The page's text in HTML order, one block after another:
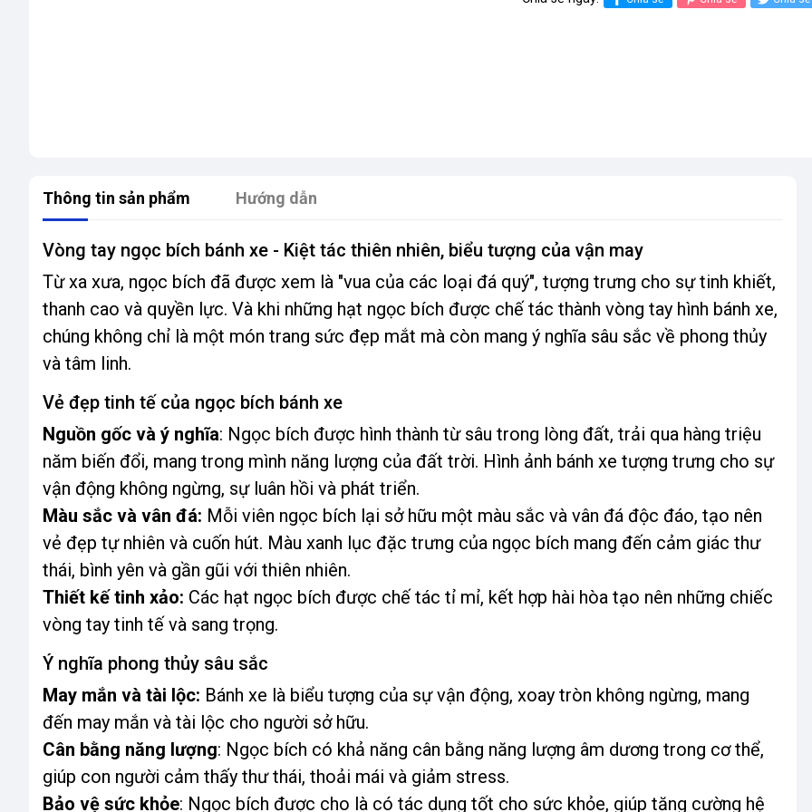
Thông tin sản phẩm Hướng dẫn
Vòng tay ngọc bích bánh xe - Kiệt tác thiên nhiên, biểu tượng của vận may
Từ xa xưa, ngọc bích đã được xem là "vua của các loại đá quý", tượng trưng cho sự tinh khiết,
thanh cao và quyền lực. Và khi những hạt ngọc bích được chế tác thành vòng tay hình bánh xe,
chúng không chỉ là một món trang sức đẹp mắt mà còn mang ý nghĩa sâu sắc về phong thủy
và tâm linh.
Vẻ đẹp tinh tế của ngọc bích bánh xe
Nguồn gốc và ý nghĩa: Ngọc bích được hình thành từ sâu trong lòng đất, trải qua hàng triệu
năm biến đổi, mang trong mình năng lượng của đất trời. Hình ảnh bánh xe tượng trưng cho sự
vận động không ngừng, sự luân hồi và phát triển.
Màu sắc và vân đá: Mỗi viên ngọc bích lại sở hữu một màu sắc và vân đá độc đáo, tạo nên
vẻ đẹp tự nhiên và cuốn hút. Màu xanh lục đặc trưng của ngọc bích mang đến cảm giác thư
thái, bình yên và gần gũi với thiên nhiên.
Thiết kế tinh xảo: Các hạt ngọc bích được chế tác tỉ mỉ, kết hợp hài hòa tạo nên những chiếc
vòng tay tinh tế và sang trọng.
Ý nghĩa phong thủy sâu sắc
May mắn và tài lộc: Bánh xe là biểu tượng của sự vận động, xoay tròn không ngừng, mang
đến may mắn và tài lộc cho người sở hữu.
Cân bằng năng lượng: Ngọc bích có khả năng cân bằng năng lượng âm dương trong cơ thể,
giúp con người cảm thấy thư thái, thoải mái và giảm stress.
Bảo vệ sức khỏe: Ngọc bích được cho là có tác dụng tốt cho sức khỏe, giúp tăng cường hệ